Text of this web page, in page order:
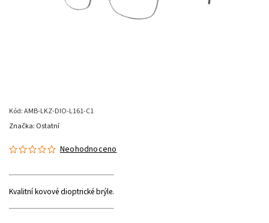
Kód:AMB-LKZ-DIO-L161-C1
Neohodnoceno
Kvalitní kovové dioptrické brýle.
Značka: Ostatní